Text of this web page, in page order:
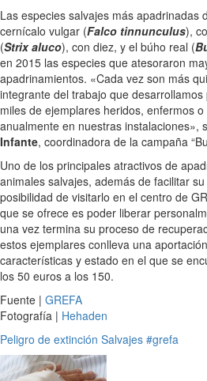
Las especies salvajes más apadrinadas
cernícalo vulgar (Falco tinnunculus),
(Strix aluco), con diez, y el búho real (
en 2015 las especies que atesoraron
apadrinamientos. «Cada vez son más
integrante del trabajo que
miles de ejemplares heridos, enfermos
anualmente en nuestras instalaciones»,
Infante, coordinadora de la campaña
Uno de los principales atractivos de
animales salvajes, además de facilitar
posibilidad de visitarlo en el centro de
que se ofrece es poder liberar
una vez termina su proceso de
estos ejemplares conlleva una
características y estado en el que se
los 50 euros a los 150.
Fuente | GREFA
Fotografía | Hehaden
Peligro de extinción Salvajes #grefa